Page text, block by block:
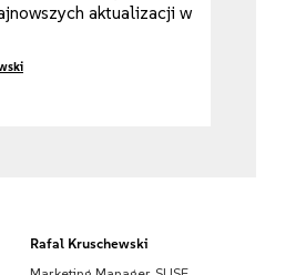
aktualizacji w
Rafal Kruschewski